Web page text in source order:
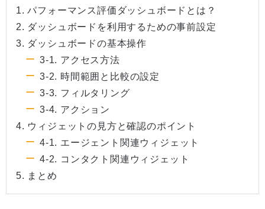
1. パフォーマンス評価ダッシュボードとは？
2. ダッシュボードを利用するための事前設定
3. ダッシュボードの基本操作
3-1. アクセス方法
3-2. 時間範囲と比較の設定
3-3. フィルタリング
3-4. アクション
4. ウィジェットの見方と確認のポイント
4-1. エージェント関連ウィジェット
4-2. コンタクト関連ウィジェット
5. まとめ